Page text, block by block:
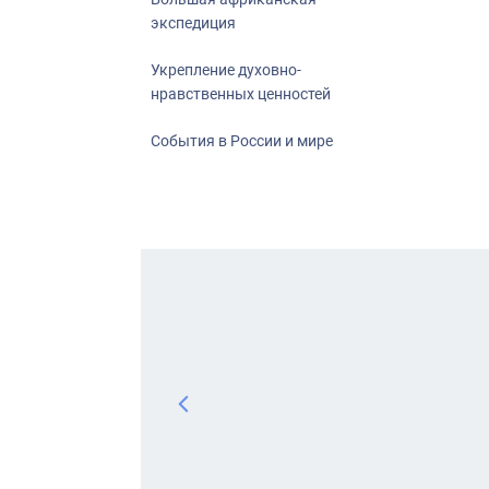
экспедиция
Укрепление духовно-
нравственных ценностей
События в России и мире